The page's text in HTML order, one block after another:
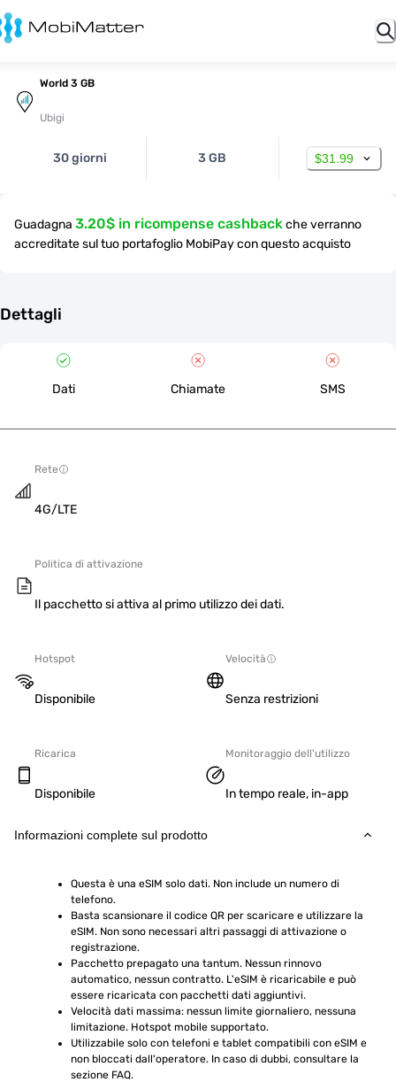
World 3 GB
Ubigi
30 giorni 3 GB $31.99
Guadagna 3.20$ in ricompense cashbackche verranno
accreditate sul tuo portafoglio MobiPay con questo acquisto
Dettagli
Dati Chiamate SMS
Rete
4G/LTE
Politica di attivazione
Il pacchetto si attiva al primo utilizzo dei dati.
Hotspot
Disponibile
Velocità
Senza restrizioni
Ricarica
Disponibile
Monitoraggio dell'utilizzo
In tempo reale, in-app
Informazioni complete sul prodotto
Questa è una eSIM solo dati. Non include un numero di
telefono.
Basta scansionare il codice QR per scaricare e utilizzare la
eSIM. Non sono necessari altri passaggi di attivazione o
registrazione.
Pacchetto prepagato una tantum. Nessun rinnovo
automatico, nessun contratto. L'eSIM è ricaricabile e può
essere ricaricata con pacchetti dati aggiuntivi.
Velocità dati massima: nessun limite giornaliero, nessuna
limitazione. Hotspot mobile supportato.
Utilizzabile solo con telefoni e tablet compatibili con eSIM e
non bloccati dall'operatore. In caso di dubbi, consultare la
sezione FAQ.